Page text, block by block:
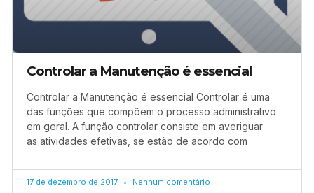
Controlar a Manutenção é essencial
Controlar a Manutenção é essencial Controlar é uma
das funções que compõem o processo administrativo
em geral. A função controlar consiste em averiguar
as atividades efetivas, se estão de acordo com
17 de dezembro de 2017 Nenhum comentário